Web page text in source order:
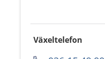
Växeltelefon